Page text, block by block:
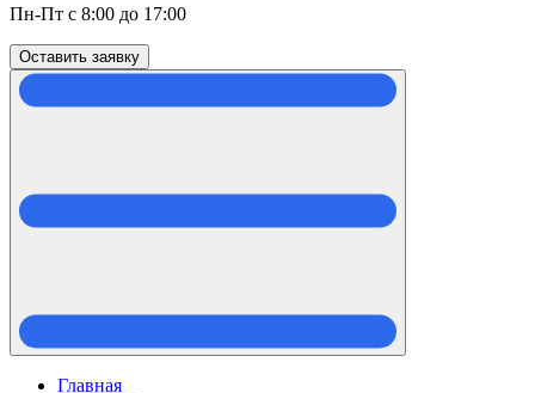
Пн-Пт с 8:00 до 17:00
Оставить заявку
Главная